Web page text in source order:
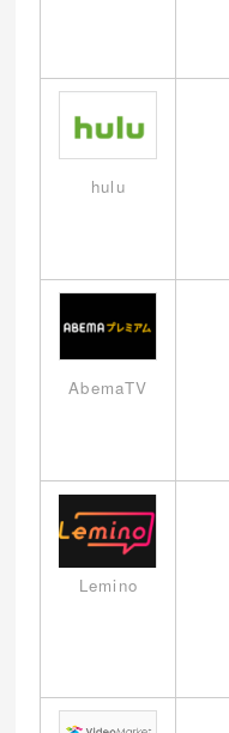
hulu
AbemaTV
Lemino